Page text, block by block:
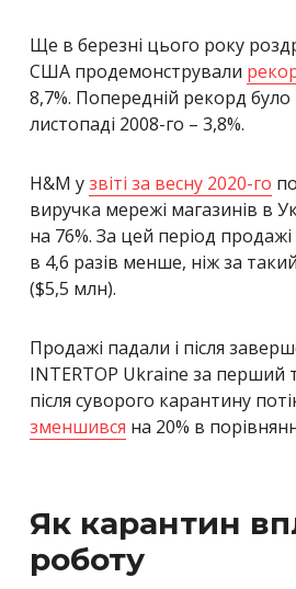
Ще в березні цього року
США продемонстрували
8,7%. Попередній рекорд
листопаді 2008-го – 3,8%.
H&M узвіті за весну 2020-го
виручка мережі магазинів в
на 76%. За цей період
в 4,6 разів менше, ніж за
($5,5 млн).
Продажі падали і після
INTERTOP Ukraine за перший
після суворого карантину
зменшився на 20% в
Як карантин
роботу